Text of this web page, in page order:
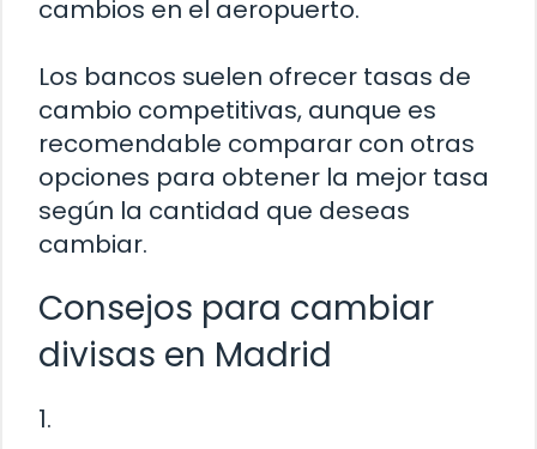
cambios en el aeropuerto.
Los bancos suelen ofrecer tasas de
cambio competitivas, aunque es
recomendable comparar con otras
opciones para obtener la mejor tasa
según la cantidad que deseas
cambiar.
Consejos para cambiar
divisas en Madrid
1.